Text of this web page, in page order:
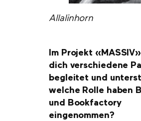
Allalinhorn
Im Projekt
dich verschiedene
begleitet und
welche Rolle haben
und Bookfactory
eingenommen?